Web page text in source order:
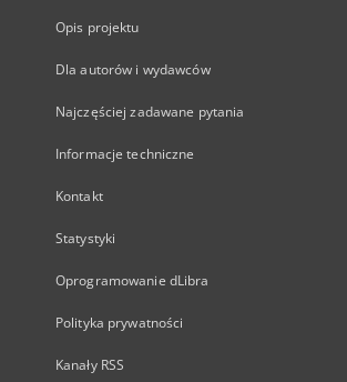
Opis projektu
Dla autorów i wydawców
Najczęściej zadawane pytania
Informacje techniczne
Kontakt
Statystyki
Oprogramowanie dLibra
Polityka prywatności
Kanały RSS